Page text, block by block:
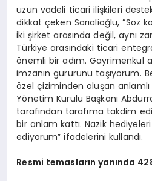
uzun vadeli ticari ilişkileri
dikkat çeken Sarıalioğlu, ”Söz
iki şirket arasında değil, aynı
Türkiye arasındaki ticari
önemli bir adım. Gayrimenkul
imzanın gururunu taşıyorum.
özel çiziminden oluşan
Yönetim Kurulu Başkanı
tarafından tarafıma takdim
bir anlam kattı. Nazik
ediyorum” ifadelerini kullandı.
Resmi temasların yanında